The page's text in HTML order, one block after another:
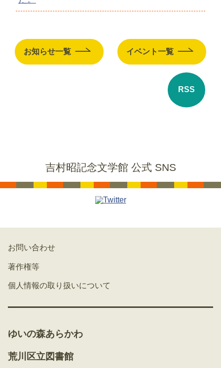
お知らせ一覧 イベント一覧
RSS
吉村昭記念文学館 公式 SNS
お問い合わせ
著作権等
個人情報の取り扱いについて
ゆいの森あらかわ
荒川区立図書館